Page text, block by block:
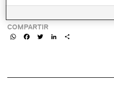
COMPARTIR
WhatsAppFacebookTwitterLinkedIn